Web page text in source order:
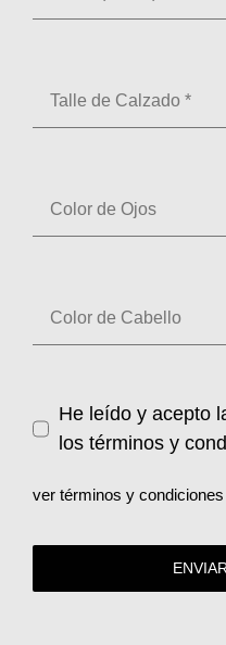
He leído y acepto
los términos y
ver términos y condiciones